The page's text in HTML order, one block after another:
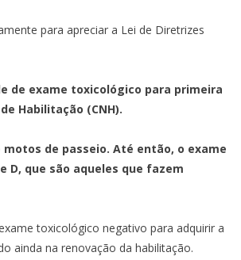
para apreciar a Lei de Diretrizes
de exame toxicológico para primeira
Habilitação (CNH).
de passeio. Até então, o exame
D, que são aqueles que fazem
toxicológico negativo para adquirir a
ainda na renovação da habilitação.